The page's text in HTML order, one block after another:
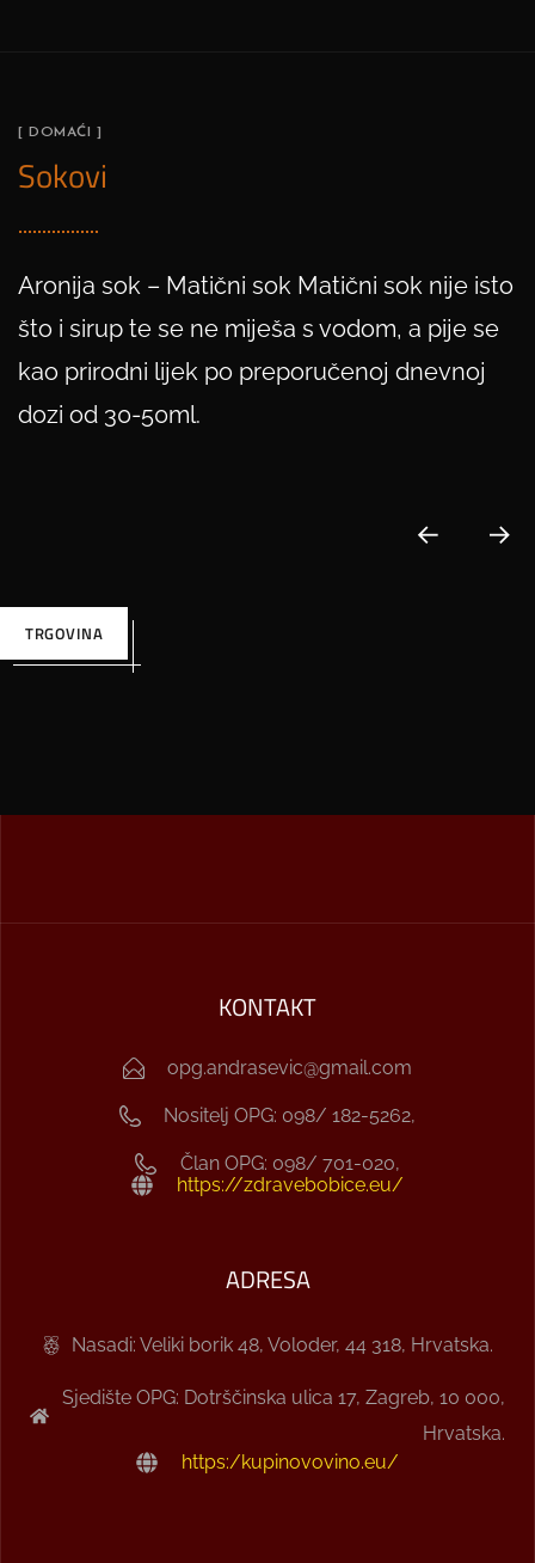
[ DOMAĆI ]
Sokovi
Aronija sok – Matični sok Matični sok nije isto
što i sirup te se ne miješa s vodom, a pije se
kao prirodni lijek po preporučenoj dnevnoj
dozi od 30-50ml.
TRGOVINA
KONTAKT
opg.andrasevic@gmail.com
Nositelj OPG: 098/ 182-5262,
Član OPG: 098/ 701-020,
https://zdravebobice.eu/
ADRESA
Nasadi: Veliki borik 48, Voloder, 44 318, Hrvatska.
Sjedište OPG: Dotrščinska ulica 17, Zagreb, 10 000,
Hrvatska.
https:/kupinovovino.eu/